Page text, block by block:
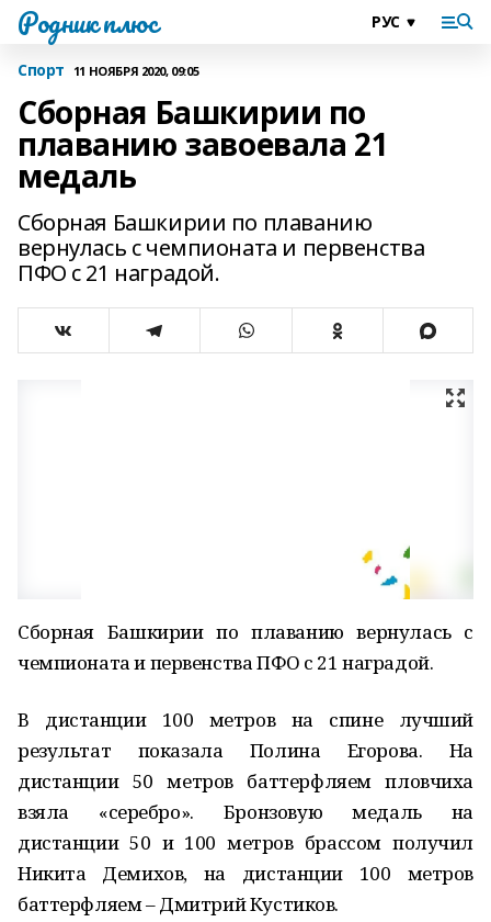
Родник плюс
Спорт 11 НОЯБРЯ 2020, 09:05
Сборная Башкирии по
плаванию завоевала 21
медаль
Сборная Башкирии по плаванию
вернулась с чемпионата и первенства
ПФО с 21 наградой.
Сборная Башкирии по плаванию вернулась с
чемпионата и первенства ПФО с 21 наградой.
В дистанции 100 метров на спине лучший
результат показала Полина Егорова. На
дистанции 50 метров баттерфляем пловчиха
взяла «серебро». Бронзовую медаль на
дистанции 50 и 100 метров брассом получил
Никита Демихов, на дистанции 100 метров
баттерфляем – Дмитрий Кустиков.